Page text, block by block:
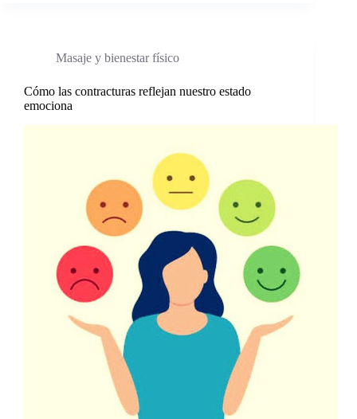
Masaje y bienestar físico
Cómo las contracturas reflejan nuestro estado
emociona